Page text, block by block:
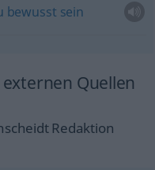
bewusst sein
Quellen
Redaktion